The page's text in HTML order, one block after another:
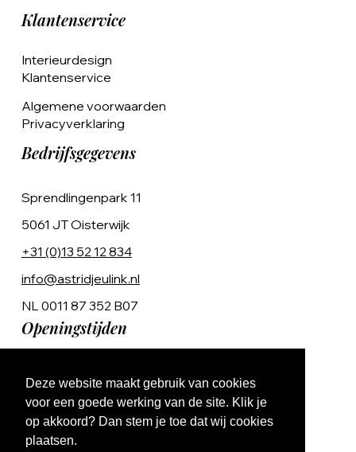
Deze website maakt gebruik van cookies
voor een goede werking van de site. Klik je
op akkoord? Dan stem je toe dat wij cookies
plaatsen.
Klantenservice
Interieurdesign
Klantenservice
Algemene voorwaarden
Privacyverklaring
Bedrijfsgegevens
Sprendlingenpark 11
5061 JT Oisterwijk
+31 (0)13 52 12 834
info@astridjeulink.nl
NL 0011 87 352 B07
Openingstijden
Ma t/m Vr 9:00 - 17:00